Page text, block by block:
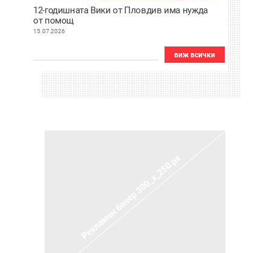
12-годишната Вики от Пловдив има нужда
от помощ
15.07.2026
виж всички